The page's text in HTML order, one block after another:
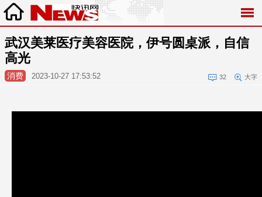
武汉美莱医疗美容医院，伊号圆桌派，自信
高光
消费 2023-10-27 17:53:52 32 大字